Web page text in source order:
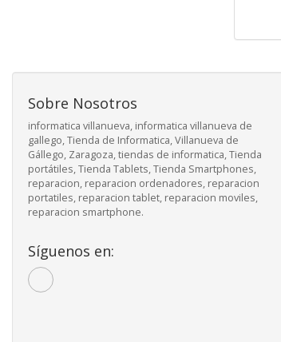
Sobre Nosotros
informatica villanueva, informatica villanueva de
gallego, Tienda de Informatica, Villanueva de
Gállego, Zaragoza, tiendas de informatica, Tienda
portátiles, Tienda Tablets, Tienda Smartphones,
reparacion, reparacion ordenadores, reparacion
portatiles, reparacion tablet, reparacion moviles,
reparacion smartphone.
Síguenos en: